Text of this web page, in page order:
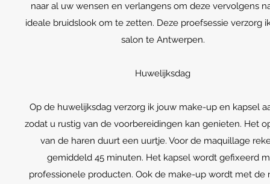
naar al uw wensen en verlangens om deze vervolgens
ideale bruidslook om te zetten. Deze proefsessie verzorg
salon te Antwerpen.
Huwelijksdag
Op de huwelijksdag verzorg ik jouw make-up en kapsel
zodat u rustig van de voorbereidingen kan genieten. Het
van de haren duurt een uurtje. Voor de maquillage
gemiddeld 45 minuten. Het kapsel wordt gefixeerd
professionele producten. Ook de make-up wordt met de